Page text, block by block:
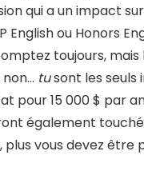
qui a un impact
ou Honors
toujours,
tusont les seuls
pour 15 000 $ par
également
vous devez être